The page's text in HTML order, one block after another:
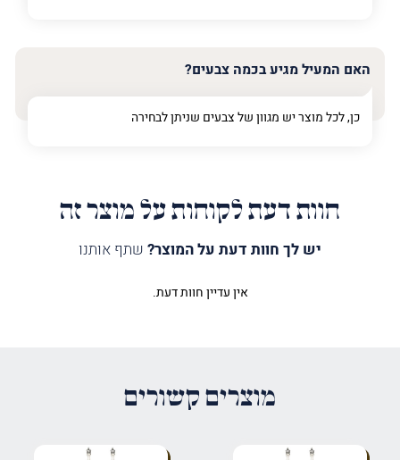
האם המעיל מגיע בכמה צבעים?
כן, לכל מוצר יש מגוון של צבעים שניתן לבחירה
חוות דעת לקוחות על מוצר זה
יש לך חוות דעת על המוצר? שתף אותנו
אין עדיין חוות דעת.
מוצרים קשורים